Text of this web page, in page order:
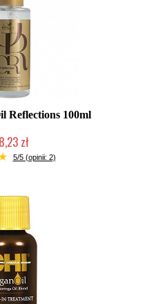
Reflections 100ml
zł
w 24h)
5/5 (opinii: 2)